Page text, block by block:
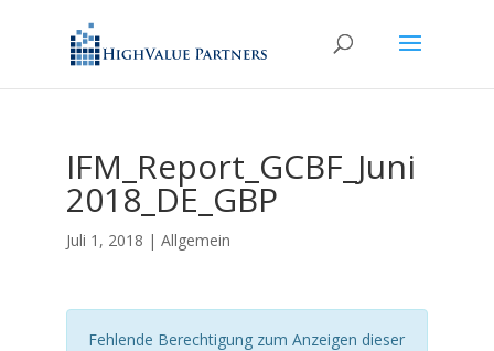
IFM_Report_GCBF_Juni
2018_DE_GBP
Juli 1, 2018 | Allgemein
Fehlende Berechtigung zum Anzeigen dieser